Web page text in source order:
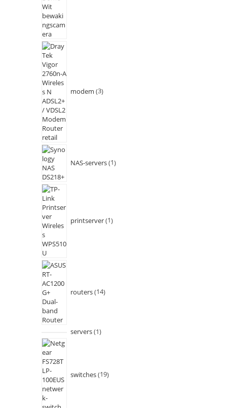
modem 3
NAS-servers 1
printserver 1
routers 14
servers 1
switches 19